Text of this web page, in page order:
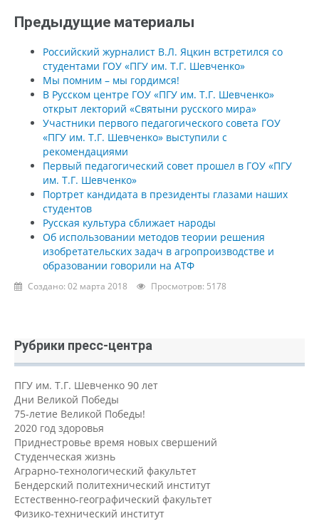
Предыдущие материалы
Российский журналист В.Л. Яцкин встретился со
студентами ГОУ «ПГУ им. Т.Г. Шевченко»
Мы помним – мы гордимся!
В Русском центре ГОУ «ПГУ им. Т.Г. Шевченко»
открыт лекторий «Святыни русского мира»
Участники первого педагогического совета ГОУ
«ПГУ им. Т.Г. Шевченко» выступили с
рекомендациями
Первый педагогический совет прошел в ГОУ «ПГУ
им. Т.Г. Шевченко»
Портрет кандидата в президенты глазами наших
студентов
Русская культура сближает народы
Об использовании методов теории решения
изобретательских задач в агропроизводстве и
образовании говорили на АТФ
Создано: 02 марта 2018 Просмотров: 5178
Рубрики пресс-центра
ПГУ им. Т.Г. Шевченко 90 лет
Дни Великой Победы
75-летие Великой Победы!
2020 год здоровья
Приднестровье время новых свершений
Студенческая жизнь
Аграрно-технологический факультет
Бендерский политехнический институт
Естественно-географический факультет
Физико-технический институт